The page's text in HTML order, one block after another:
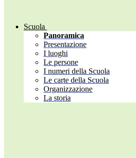
Scuola
Panoramica
Presentazione
I luoghi
Le persone
I numeri della Scuola
Le carte della Scuola
Organizzazione
La storia